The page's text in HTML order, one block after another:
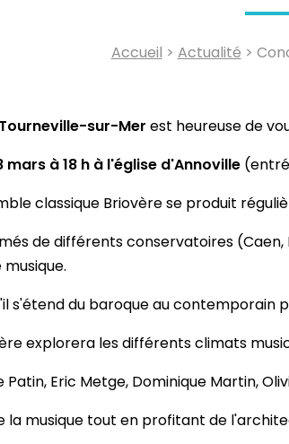
Accueil > Actualité >
sur-Mer est heureuse de
à 18 h à l'église d'Annoville
classique Briovère se produit
de différents conservatoires
s'étend du baroque au contemporain
explorera les différents climats
Eric Metge, Dominique Martin,
la musique tout en profitant de